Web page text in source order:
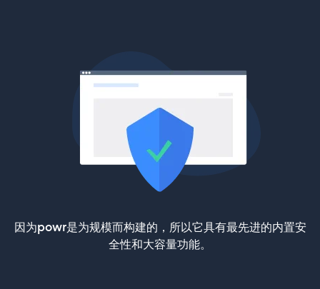
因为powr是为规模而构建的，所以它具有最先进的内置安
全性和大容量功能。